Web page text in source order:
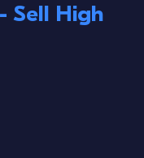
Sell High